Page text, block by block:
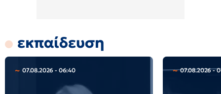
εκπαίδευση
07.08.2026 - 06:40 07.08.2026 -